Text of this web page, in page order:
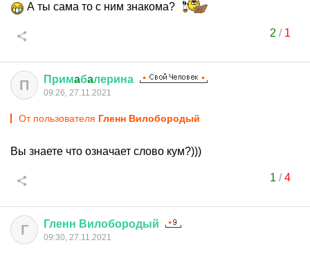
А ты сама то с ним знакома?
2 / 1
П Примaбaлерина
09:26, 27.11.2021
От пользователя Гленн Вилобородый
Вы знаете что означает слово кум?)))
1 /4
Г Гленн Вилобородый
09:30, 27.11.2021